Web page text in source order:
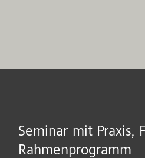
Seminar mit Praxis,
Rahmenprogramm